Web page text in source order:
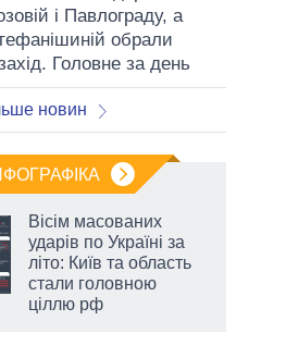
і Павлограду, а
обрали
Головне за день
новин
Вісім масованих
ударів по Україні за
літо: Київ та область
стали головною
ціллю рф